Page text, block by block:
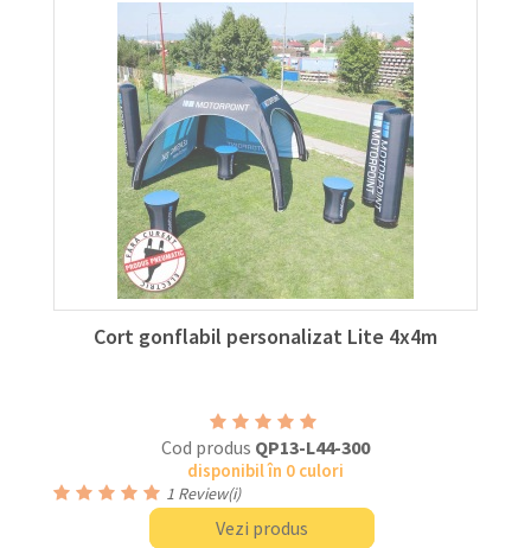
Cort gonflabil personalizat Lite 4x4m
Cod produs QP13-L44-300
disponibil în 0 culori
1 Review(i)
Vezi produs